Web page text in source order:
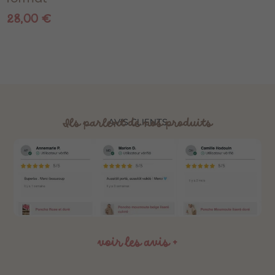
28,00 €
AVIS CLIENTS
Ils parlent de nos produits
voir les avis +